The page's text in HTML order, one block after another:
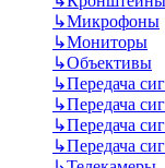
↳Микрофоны
↳Мониторы
↳Объективы
↳Передача
↳Передача
↳Передача
↳Передача